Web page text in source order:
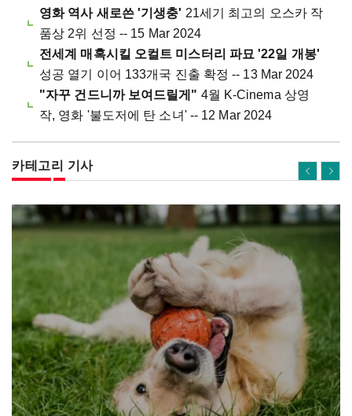
영화 역사 새로쓴 '기생충' 21세기 최고의 오스카 작
품상 2위 선정 -- 15 Mar 2024
전세계 매혹시킬 오컬트 미스터리 파묘 '22일 개봉'
성공 열기 이어 133개국 진출 확정 -- 13 Mar 2024
"자꾸 건드니까 보여드릴게" 4월 K-Cinema 상영
작, 영화 '불도저에 탄 소녀' -- 12 Mar 2024
카테고리 기사